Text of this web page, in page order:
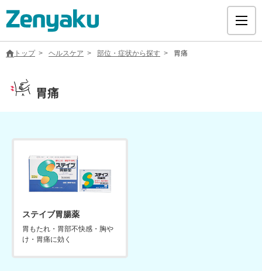
グループについて
ヘルスケア
採用情報
医療用医薬品
トップ ヘルスケア 部位・症状から探す 胃痛
胃痛
ステイブ胃腸薬
胃もたれ・胃部不快感・胸や
け・胃痛に効く